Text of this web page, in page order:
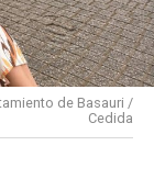
de Basauri /
Cedida